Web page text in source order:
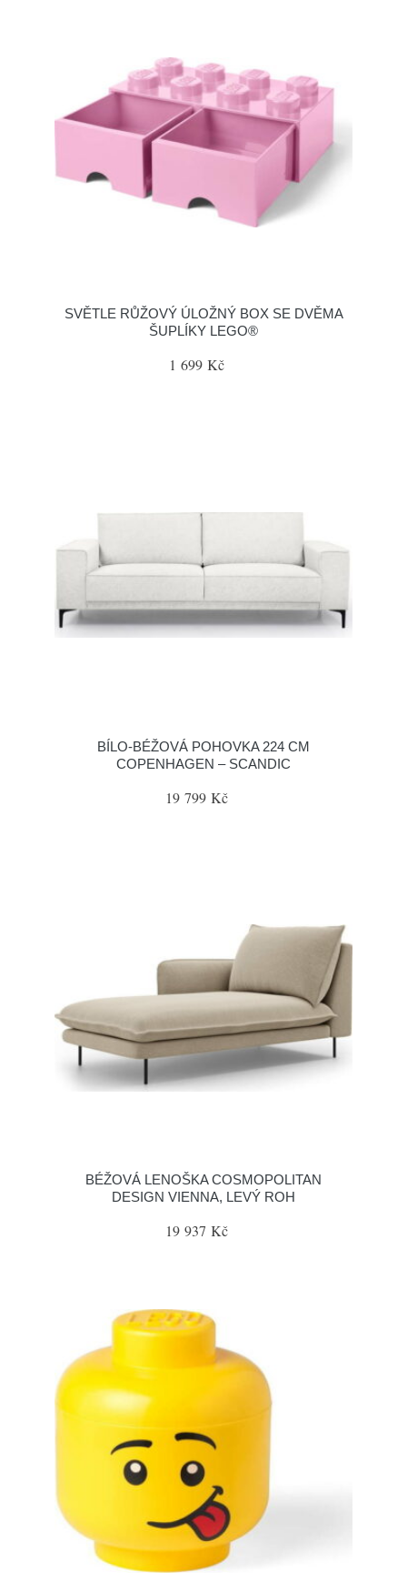
SVĚTLE RŮŽOVÝ ÚLOŽNÝ BOX SE DVĚMA
ŠUPLÍKY LEGO®
1 699 Kč
BÍLO-BÉŽOVÁ POHOVKA 224 CM
COPENHAGEN – SCANDIC
19 799 Kč
BÉŽOVÁ LENOŠKA COSMOPOLITAN
DESIGN VIENNA, LEVÝ ROH
19 937 Kč